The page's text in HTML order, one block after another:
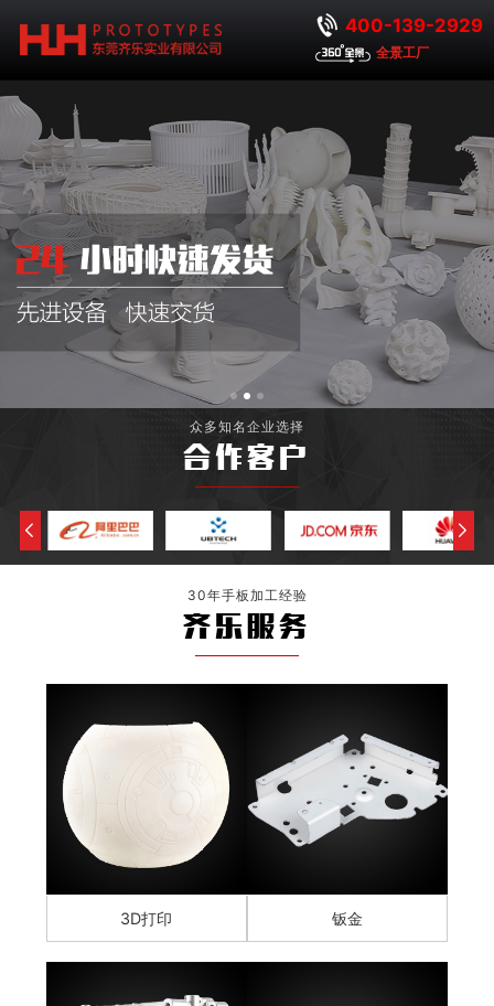
400-139-2929
全景工厂
众多知名企业选择
合作客户
30年手板加工经验
齐乐服务
3D打印 钣金